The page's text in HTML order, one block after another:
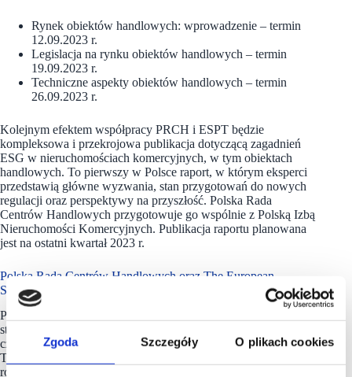
Zgoda Szczegóły O plikach cookies
Rynek obiektów handlowych: wprowadzenie – termin
12.09.2023 r.
Legislacja na rynku obiektów handlowych – termin
19.09.2023 r.
Techniczne aspekty obiektów handlowych – termin
26.09.2023 r.
Kolejnym efektem współpracy PRCH i ESPT będzie
kompleksowa i przekrojowa publikacja dotyczącą zagadnień
ESG w nieruchomościach komercyjnych, w tym obiektach
handlowych. To pierwszy w Polsce raport, w którym eksperci
przedstawią główne wyzwania, stan przygotowań do nowych
regulacji oraz perspektywy na przyszłość. Polska Rada
Centrów Handlowych przygotowuje go wspólnie z Polską Izbą
Nieruchomości Komercyjnych. Publikacja raportu planowana
jest na ostatni kwartał 2023 r.
Polska Rada Centrów Handlowych oraz The European
Shopping Places Trust
Polska Rada Centrów Handlowych (PRCH) jest
stowarzyszeniem not-for-profit, zrzeszającym ponad 200
członków działających w branży miejsc handlu i usług.
To wiodąca organizacja pozarządowa, działająca na rzecz
rozwoju branży, wspierająca i reprezentująca członków